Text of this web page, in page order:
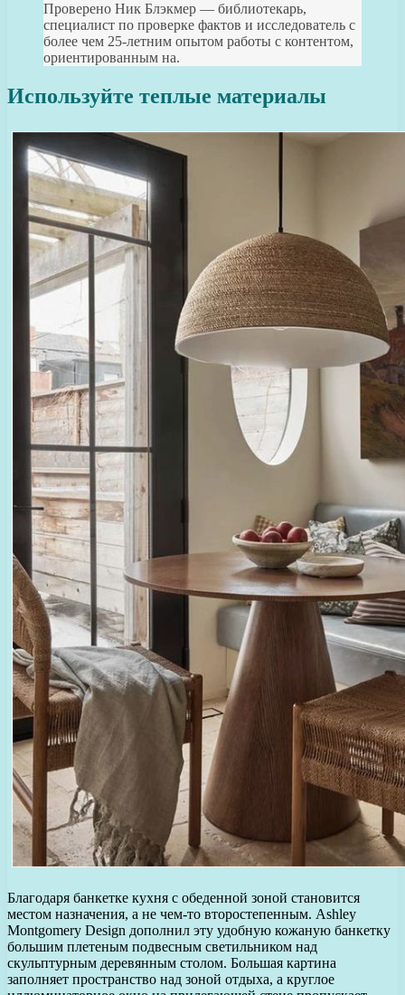
Проверено Ник Блэкмер — библиотекарь,
специалист по проверке фактов и исследователь с
более чем 25-летним опытом работы с контентом,
ориентированным на.
Используйте теплые материалы
Благодаря банкетке кухня с обеденной зоной становится
местом назначения, а не чем-то второстепенным. Ashley
Montgomery Design дополнил эту удобную кожаную банкетку
большим плетеным подвесным светильником над
скульптурным деревянным столом. Большая картина
заполняет пространство над зоной отдыха, а круглое